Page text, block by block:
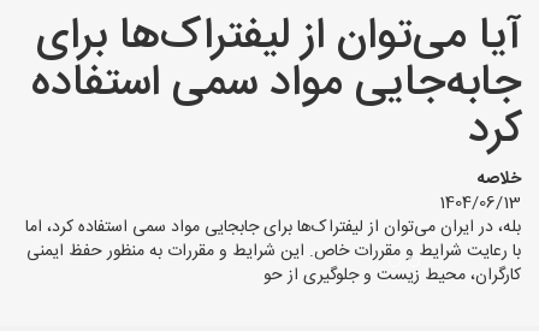
استان ها
آیا می‌توان از لیفتراک‌ها برای
جابه‌جایی مواد سمی استفاده
کرد
خلاصه
1404/06/13
بله، در ایران می‌توان از لیفتراک‌ها برای جابجایی مواد سمی استفاده کرد، اما
با رعایت شرایط و مقررات خاص. این شرایط و مقررات به منظور حفظ ایمنی
کارگران، محیط زیست و جلوگیری از حو